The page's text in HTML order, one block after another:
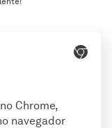
Chrome,
navegador